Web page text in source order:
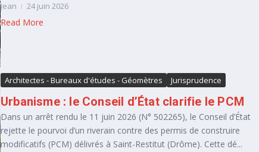
Jean 24 juin 2026
Read More
Architectes - Bureaux d'études - Géomètres Jurisprudence
Urbanisme : le Conseil d’État clarifie le PCM
Dans un arrêt rendu le 11 juin 2026 (N° 502265), le Conseil d’État
rejette le pourvoi d’un riverain contre des permis de construire
modificatifs (PCM) délivrés à Saint-Restitut (Drôme). Cette dé...